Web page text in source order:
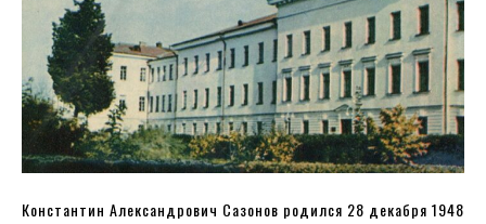
Константин Александрович Сазонов родился 28 декабря 1948